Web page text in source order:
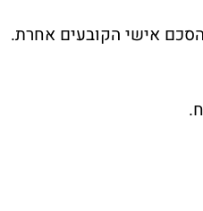
אישי הקובעים אחרת.